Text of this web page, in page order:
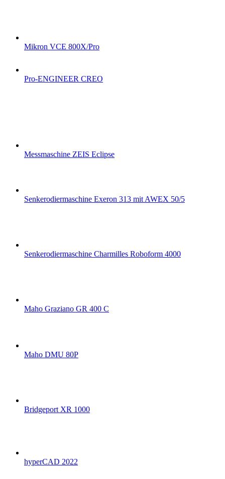
Mikron VCE 800X/Pro
Pro-ENGINEER CREO
Messmaschine ZEIS Eclipse
Senkerodiermaschine Exeron 313 mit AWEX 50/5
Senkerodiermaschine Charmilles Roboform 4000
Maho Graziano GR 400 C
Maho DMU 80P
Bridgeport XR 1000
hyperCAD 2022